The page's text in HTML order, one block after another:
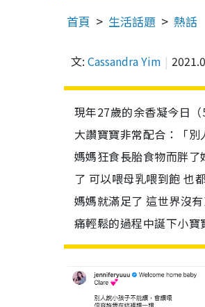
首頁 生活話題 熱話
文: Cassandra Yim
現年27歲的余香凝今日
大讚寶寶非常配合：「
媽媽狂食長胎食物而胖
了 可以喂母乳喂到飽 也
媽媽就滿足了 這世界沒
痛輕鬆的過程中誕下小寶